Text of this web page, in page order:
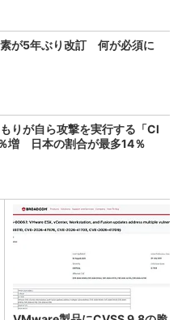
が5年ぶり改訂 何が必須に
りが自ら攻撃を実行する「Cl
増 日本の割合が最多14％